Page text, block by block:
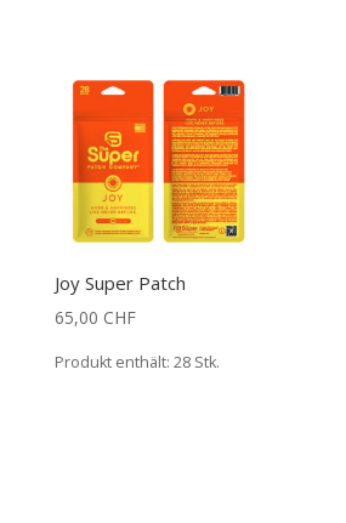
Joy Super Patch
65,00 CHF
Produkt enthält: 28 Stk.